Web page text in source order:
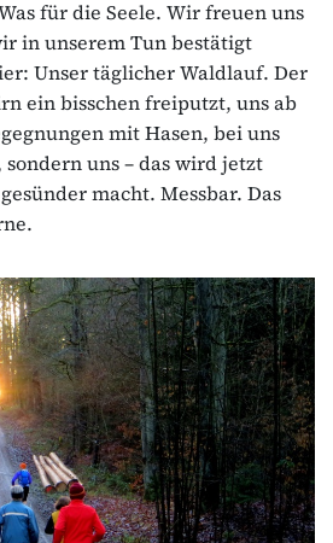
für die Seele. Wir freuen uns
in unserem Tun bestätigt
Unser täglicher Waldlauf. Der
ein bisschen freiputzt, uns ab
mit Hasen, bei uns
uns – das wird jetzt
macht. Messbar. Das